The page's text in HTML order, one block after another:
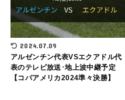
2024.07.09
アルゼンチン代表VSエクアドル代
表のテレビ放送･地上波中継予定
【コパアメリカ2024準々決勝】